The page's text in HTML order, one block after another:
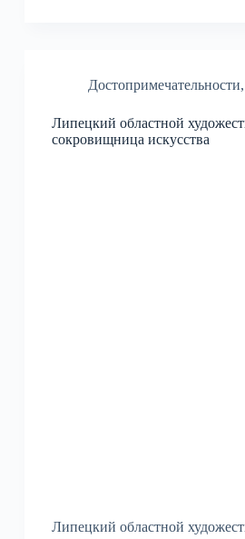
Достопримечательности,
Липецкий областной
сокровищница искусства
Липецкий областной